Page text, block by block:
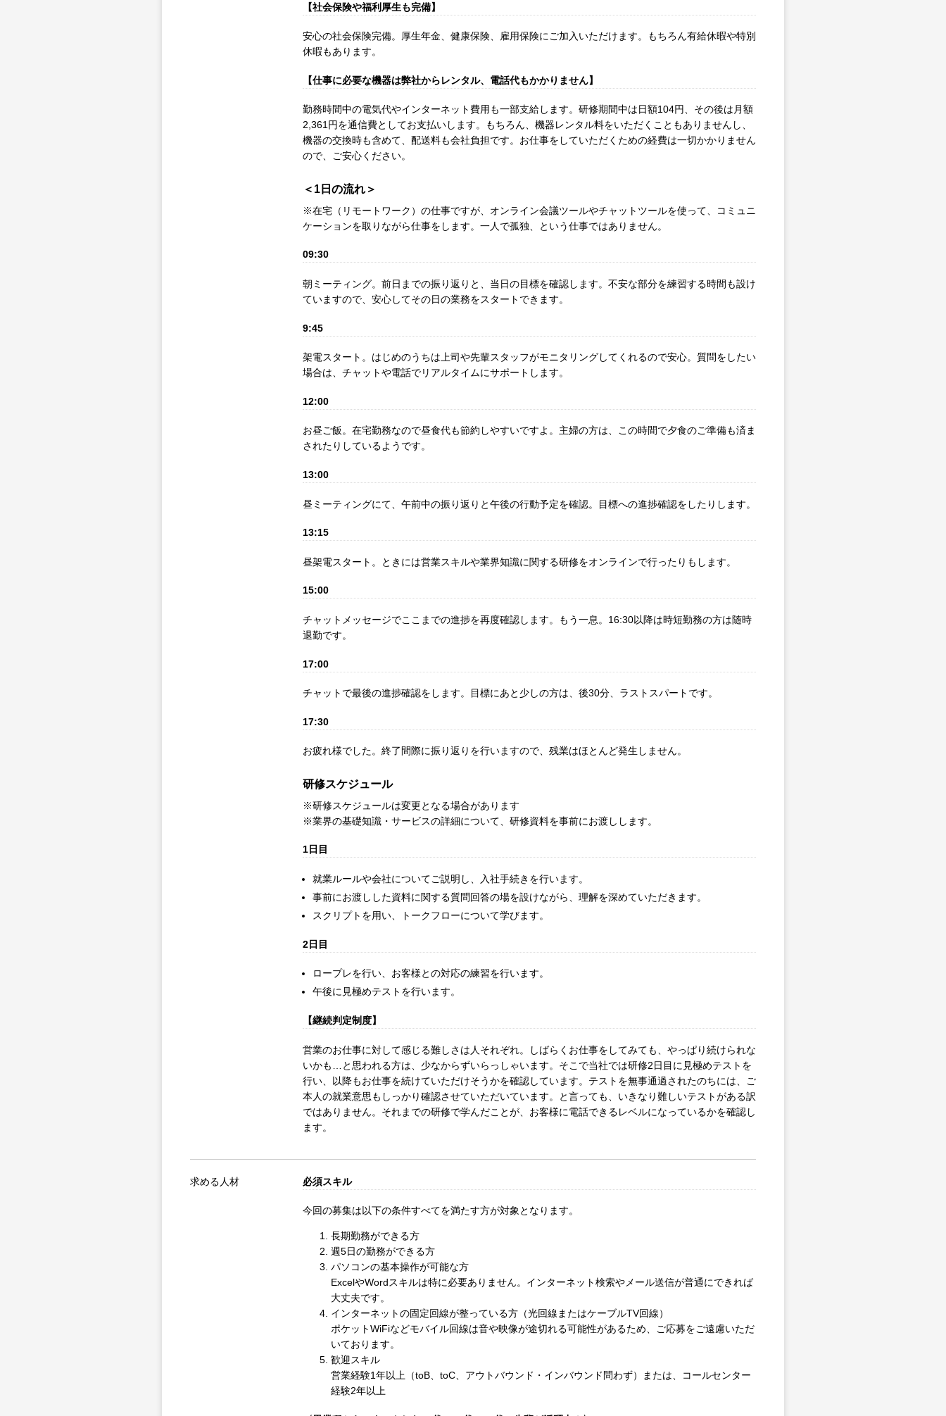
【社会保険や福利厚生も完備】
安心の社会保険完備。厚生年金、健康保険、雇用保険にご加入いただけます。もちろん有給休暇や特別
休暇もあります。
【仕事に必要な機器は弊社からレンタル、電話代もかかりません】
勤務時間中の電気代やインターネット費用も一部支給します。研修期間中は日額104円、その後は月額
2,361円を通信費としてお支払いします。もちろん、機器レンタル料をいただくこともありませんし、
機器の交換時も含めて、配送料も会社負担です。お仕事をしていただくための経費は一切かかりません
ので、ご安心ください。
＜1日の流れ＞
※在宅（リモートワーク）の仕事ですが、オンライン会議ツールやチャットツールを使って、コミュニ
ケーションを取りながら仕事をします。一人で孤独、という仕事ではありません。
09:30
朝ミーティング。前日までの振り返りと、当日の目標を確認します。不安な部分を練習する時間も設け
ていますので、安心してその日の業務をスタートできます。
9:45
架電スタート。はじめのうちは上司や先輩スタッフがモニタリングしてくれるので安心。質問をしたい
場合は、チャットや電話でリアルタイムにサポートします。
12:00
お昼ご飯。在宅勤務なので昼食代も節約しやすいですよ。主婦の方は、この時間で夕食のご準備も済ま
されたりしているようです。
13:00
昼ミーティングにて、午前中の振り返りと午後の行動予定を確認。目標への進捗確認をしたりします。
13:15
昼架電スタート。ときには営業スキルや業界知識に関する研修をオンラインで行ったりもします。
15:00
チャットメッセージでここまでの進捗を再度確認します。もう一息。16:30以降は時短勤務の方は随時
退勤です。
17:00
チャットで最後の進捗確認をします。目標にあと少しの方は、後30分、ラストスパートです。
17:30
お疲れ様でした。終了間際に振り返りを行いますので、残業はほとんど発生しません。
研修スケジュール
※研修スケジュールは変更となる場合があります
※業界の基礎知識・サービスの詳細について、研修資料を事前にお渡しします。
1日目
就業ルールや会社についてご説明し、入社手続きを行います。
事前にお渡しした資料に関する質問回答の場を設けながら、理解を深めていただきます。
スクリプトを用い、トークフローについて学びます。
2日目
ロープレを行い、お客様との対応の練習を行います。
午後に見極めテストを行います。
【継続判定制度】
営業のお仕事に対して感じる難しさは人それぞれ。しばらくお仕事をしてみても、やっぱり続けられな
いかも…と思われる方は、少なからずいらっしゃいます。そこで当社では研修2日目に見極めテストを
行い、以降もお仕事を続けていただけそうかを確認しています。テストを無事通過されたのちには、ご
本人の就業意思もしっかり確認させていただいています。と言っても、いきなり難しいテストがある訳
ではありません。それまでの研修で学んだことが、お客様に電話できるレベルになっているかを確認し
ます。
求める人材 必須スキル
今回の募集は以下の条件すべてを満たす方が対象となります。
長期勤務ができる方
週5日の勤務ができる方
パソコンの基本操作が可能な方
ExcelやWordスキルは特に必要ありません。インターネット検索やメール送信が普通にできれば
大丈夫です。
インターネットの固定回線が整っている方（光回線またはケーブルTV回線）
ポケットWiFiなどモバイル回線は音や映像が途切れる可能性があるため、ご応募をご遠慮いただ
いております。
歓迎スキル
営業経験1年以上（toB、toC、アウトバウンド・インバウンド問わず）または、コールセンター
経験2年以上